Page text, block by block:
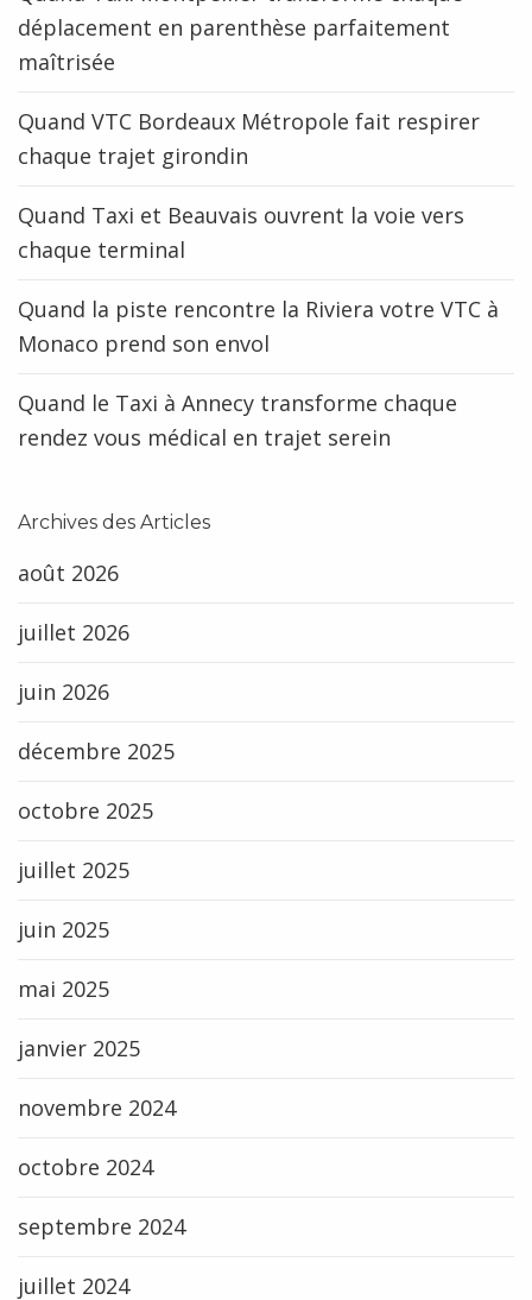
déplacement en parenthèse parfaitement
maîtrisée
Quand VTC Bordeaux Métropole fait respirer
chaque trajet girondin
Quand Taxi et Beauvais ouvrent la voie vers
chaque terminal
Quand la piste rencontre la Riviera votre VTC à
Monaco prend son envol
Quand le Taxi à Annecy transforme chaque
rendez vous médical en trajet serein
Archives des Articles
août 2026
juillet 2026
juin 2026
décembre 2025
octobre 2025
juillet 2025
juin 2025
mai 2025
janvier 2025
novembre 2024
octobre 2024
septembre 2024
juillet 2024